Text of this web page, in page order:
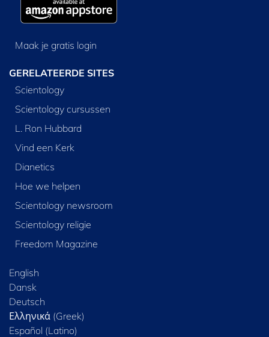
Maak je gratis login
GERELATEERDE SITES
Scientology
Scientology cursussen
L. Ron Hubbard
Vind een Kerk
Dianetics
Hoe we helpen
Scientology newsroom
Scientology religie
Freedom Magazine
English
Dansk
Deutsch
Ελληνικά (Greek)
Español (Latino)